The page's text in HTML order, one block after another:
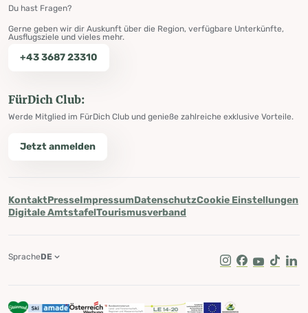
Du hast Fragen?
Gerne geben wir dir Auskunft über die Region, verfügbare Unterkünfte,
Ausflugsziele und vieles mehr.
+43 3687 23310
FürDich Club:
Werde Mitglied im FürDich Club und genieße zahlreiche exklusive Vorteile.
Jetzt anmelden
KontaktPresseImpressumDatenschutzCookie Einstellungen
Digitale AmtstafelTourismusverband
Instagram
Facebook
Youtube
Tik Tok
SpracheDE